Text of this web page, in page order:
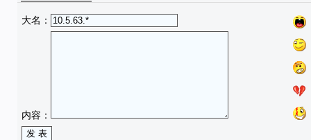
大名：
内容：